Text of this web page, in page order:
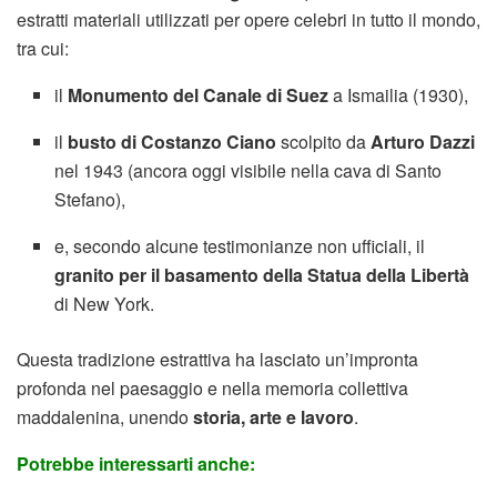
estratti materiali utilizzati per opere celebri in tutto il mondo,
tra cui:
il Monumento del Canale di Sueza Ismailia (1930),
il busto di Costanzo Ciano scolpito daArturo Dazzi
nel 1943 (ancora oggi visibile nella cava di Santo
Stefano),
e, secondo alcune testimonianze non ufficiali, il
granito per il basamento della Statua della Libertà
di New York.
Questa tradizione estrattiva ha lasciato un’impronta
profonda nel paesaggio e nella memoria collettiva
maddalenina, unendostoria, arte e lavoro.
Potrebbe interessarti anche: